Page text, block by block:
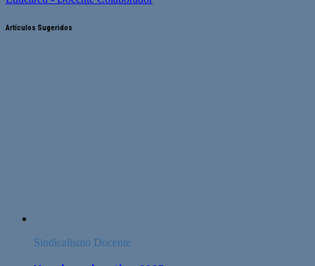
Artículos Sugeridos
Sindicalismo Docente